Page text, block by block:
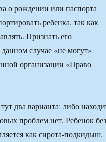
о рождении или паспорта
ребенка, так как
Признать его
случае «не могут»
организации «Право
два варианта: либо
проблем нет. Ребенок без
как сирота-подкидыш,